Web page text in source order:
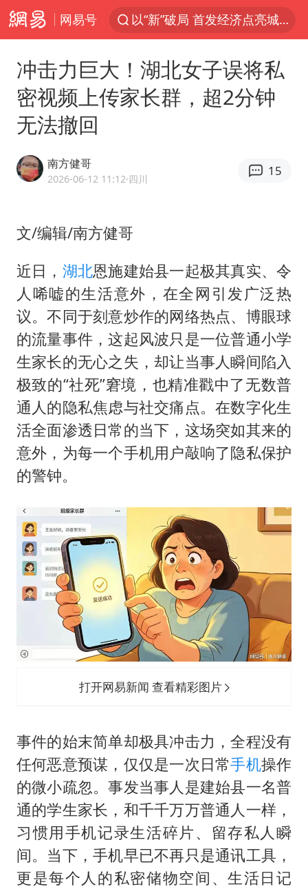
网易号
以“新”破局 首发经济点亮城市消费活力
宇树科技发行价格150.80元/股
法国下周开始禁止未经同意的电话营销
U17国足1分钟轰2球
中国“五箭齐发”反制美国
女子利用漏洞0元薅走3000多件家电
泰国一女公务员妆容引争议 本人回应
郑国霖回应去景区上班被保安拦下
感觉全东北都在等7号
80后女柜员逆袭成4200亿银行副行长
冲击力巨大！湖北女子误将私
密视频上传家长群，超2分钟
无法撤回
南方健哥
2026-06-12 11:12·四川
15
文/编辑/南方健哥
近日， 湖北恩施建始县一起极其真实、令
人唏嘘的生活意外，在全网引发广泛热
议。不同于刻意炒作的网络热点、博眼球
的流量事件，这起风波只是一位普通小学
生家长的无心之失，却让当事人瞬间陷入
极致的“社死”窘境，也精准戳中了无数普
通人的隐私焦虑与社交痛点。在数字化生
活全面渗透日常的当下，这场突如其来的
意外，为每一个手机用户敲响了隐私保护
的警钟。
打开网易新闻 查看精彩图片
事件的始末简单却极具冲击力，全程没有
任何恶意预谋，仅仅是一次日常手机操作
的微小疏忽。事发当事人是建始县一名普
通的学生家长，和千千万万普通人一样，
习惯用手机记录生活碎片、留存私人瞬
间。当下，手机早已不再只是通讯工具，
更是每个人的私密储物空间、生活日记